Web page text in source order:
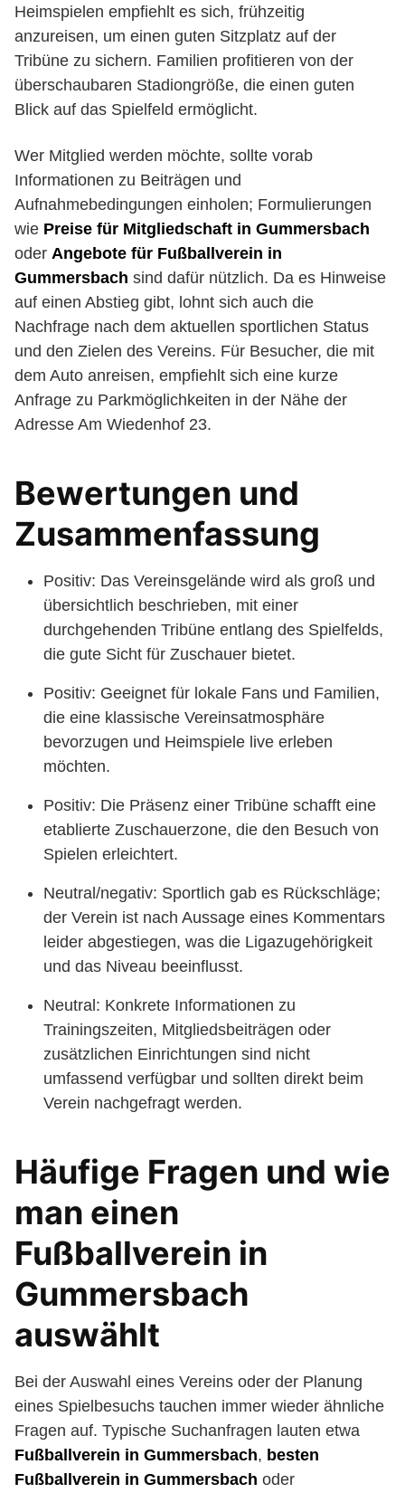
Heimspielen empfiehlt es sich, frühzeitig
anzureisen, um einen guten Sitzplatz auf der
Tribüne zu sichern. Familien profitieren von der
überschaubaren Stadiongröße, die einen guten
Blick auf das Spielfeld ermöglicht.
Wer Mitglied werden möchte, sollte vorab
Informationen zu Beiträgen und
Aufnahmebedingungen einholen; Formulierungen
wie Preise für Mitgliedschaft in Gummersbach
oder Angebote für Fußballverein in
Gummersbach sind dafür nützlich. Da es Hinweise
auf einen Abstieg gibt, lohnt sich auch die
Nachfrage nach dem aktuellen sportlichen Status
und den Zielen des Vereins. Für Besucher, die mit
dem Auto anreisen, empfiehlt sich eine kurze
Anfrage zu Parkmöglichkeiten in der Nähe der
Adresse Am Wiedenhof 23.
Bewertungen und
Zusammenfassung
Positiv: Das Vereinsgelände wird als groß und
übersichtlich beschrieben, mit einer
durchgehenden Tribüne entlang des Spielfelds,
die gute Sicht für Zuschauer bietet.
Positiv: Geeignet für lokale Fans und Familien,
die eine klassische Vereinsatmosphäre
bevorzugen und Heimspiele live erleben
möchten.
Positiv: Die Präsenz einer Tribüne schafft eine
etablierte Zuschauerzone, die den Besuch von
Spielen erleichtert.
Neutral/negativ: Sportlich gab es Rückschläge;
der Verein ist nach Aussage eines Kommentars
leider abgestiegen, was die Ligazugehörigkeit
und das Niveau beeinflusst.
Neutral: Konkrete Informationen zu
Trainingszeiten, Mitgliedsbeiträgen oder
zusätzlichen Einrichtungen sind nicht
umfassend verfügbar und sollten direkt beim
Verein nachgefragt werden.
Häufige Fragen und wie
man einen
Fußballverein in
Gummersbach
auswählt
Bei der Auswahl eines Vereins oder der Planung
eines Spielbesuchs tauchen immer wieder ähnliche
Fragen auf. Typische Suchanfragen lauten etwa
Fußballverein in Gummersbach, besten
Fußballverein in Gummersbach oder